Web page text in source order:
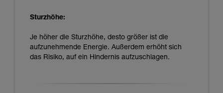
Sturzhöhe:
Je höher die Sturzhöhe, desto größer ist die
aufzunehmende Energie. Außerdem erhöht sich
das Risiko, auf ein Hindernis aufzuschlagen.